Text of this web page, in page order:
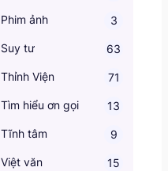
Phim ảnh 3
Suy tư 63
Thỉnh Viện 71
Tìm hiểu ơn gọi 13
Tĩnh tâm 9
Việt văn 15